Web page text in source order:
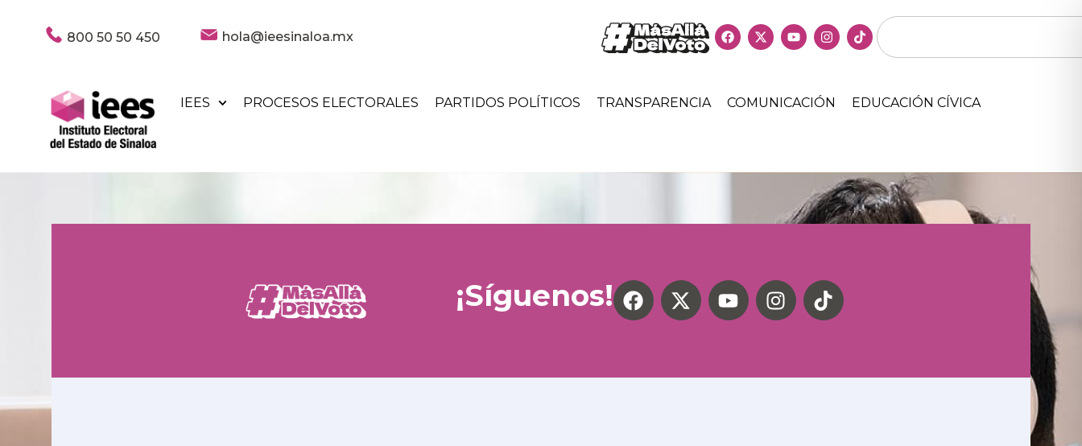
800 50 50 450 hola@ieesinaloa.mx
IEES PROCESOS ELECTORALES PARTIDOS POLÍTICOS TRANSPARENCIA COMUNICACIÓN EDUCACIÓN CÍVICA
¡Síguenos!